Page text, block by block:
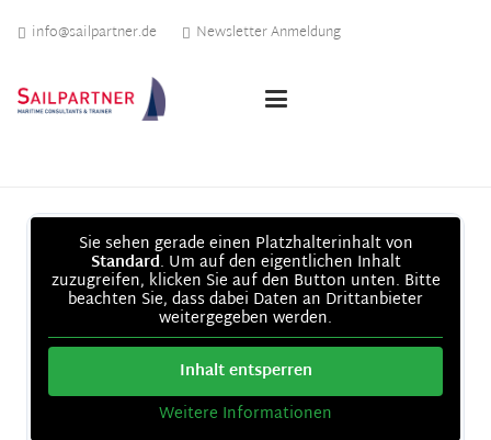
info@sailpartner.de Newsletter Anmeldung
Sie sehen gerade einen Platzhalterinhalt von
Standard. Um auf den eigentlichen Inhalt
zuzugreifen, klicken Sie auf den Button unten. Bitte
beachten Sie, dass dabei Daten an Drittanbieter
weitergegeben werden.
Inhalt entsperren
Weitere Informationen